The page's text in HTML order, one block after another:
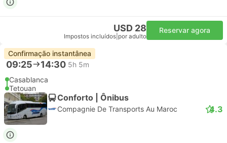
USD 28
Impostos incluídos por adulto
Reservar agora
Confirmação instantânea
09:25 14:30 5h 5m
Casablanca
Tetouan
Conforto | Ônibus
Compagnie De Transports Au Maroc 4.3